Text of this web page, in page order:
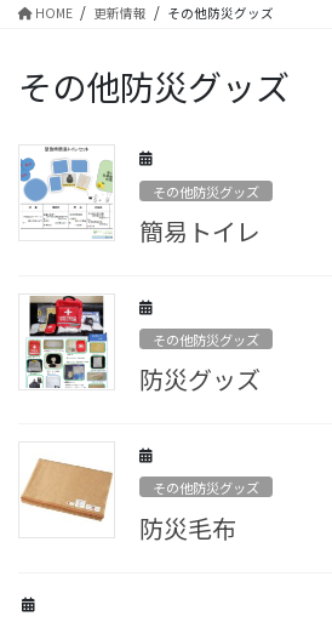
HOME 更新情報 その他防災グッズ
その他防災グッズ
その他防災グッズ
簡易トイレ
その他防災グッズ
防災グッズ
その他防災グッズ
防災毛布